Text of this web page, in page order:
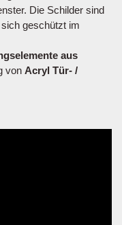
Die Schilder sind
geschützt im
aus
von Acryl Tür- /